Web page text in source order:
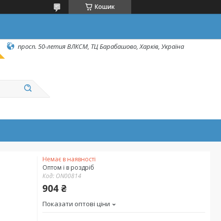
Кошик
просп. 50-летия ВЛКСМ, ТЦ Барабашово, Харків, Україна
Немає в наявності
Оптом і в роздріб
Код: ON00814
904 ₴
Показати оптові ціни